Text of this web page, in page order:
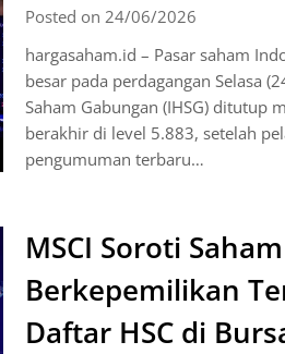
Posted on 24/06/2026
hargasaham.id – Pasar saham
besar pada perdagangan Selasa
Saham Gabungan (IHSG) ditutup
berakhir di level 5.883, setelah
pengumuman terbaru…
MSCI Soroti Saham
Berkepemilikan
Daftar HSC di